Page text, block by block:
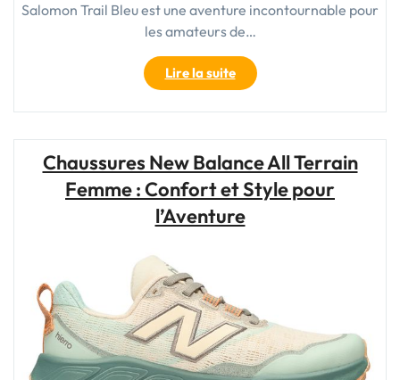
Salomon Trail Bleu est une aventure incontournable pour
les amateurs de…
Lire la suite"Découvrez
l’Épique
Salomon
:
Une
Aventure
en
Chaussures New Balance All Terrain
Femme : Confort et Style pour
l’Aventure